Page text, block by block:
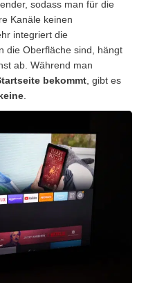
sodass man für die
Kanäle keinen
integriert die
die Oberfläche sind, hängt
ab. Während man
bekommt , gibt es